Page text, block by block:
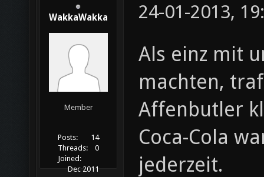
WakkaWakka
Member
Posts:
14
Threads:
0
Joined:
Dec 2011
24-01-2013,
Als einz mit
machten,
Affenbutler
Coca-Cola
jederzeit.